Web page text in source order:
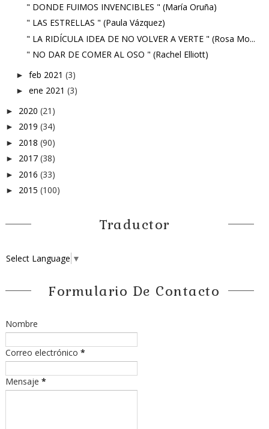
" DONDE FUIMOS INVENCIBLES " (María Oruña)
" LAS ESTRELLAS " (Paula Vázquez)
" LA RIDÍCULA IDEA DE NO VOLVER A VERTE " (Rosa Mo...
" NO DAR DE COMER AL OSO " (Rachel Elliott)
► feb 2021 (3)
► ene 2021 (3)
► 2020 (21)
► 2019 (34)
► 2018 (90)
► 2017 (38)
► 2016 (33)
► 2015 (100)
Traductor
Select Language ▼
Formulario De Contacto
Nombre
Correo electrónico *
Mensaje *